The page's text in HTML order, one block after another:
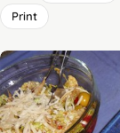
Print